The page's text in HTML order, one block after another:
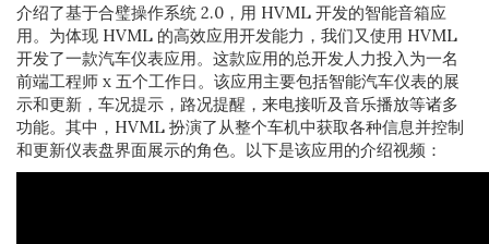
介绍了基于合璧操作系统 2.0，用 HVML 开发的智能音箱应
用。为体现 HVML 的高效应用开发能力，我们又使用 HVML
开发了一款汽车仪表应用。这款应用的总开发人力投入为一名
前端工程师 x 五个工作日。该应用主要包括智能汽车仪表的展
示和更新，车况提示，路况提醒，来电接听及音乐播放等诸多
功能。其中，HVML 扮演了从整个车机中获取各种信息并控制
和更新仪表盘界面展示的角色。以下是该应用的介绍视频：